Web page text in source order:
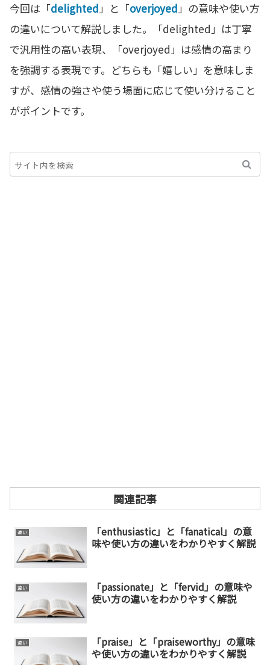
今回は「delighted」と「overjoyed」の意味や使い方
の違いについて解説しました。「delighted」は丁寧
で汎用性の高い表現、「overjoyed」は感情の高まり
を強調する表現です。どちらも「嬉しい」を意味しま
すが、感情の強さや使う場面に応じて使い分けること
がポイントです。
関連記事
違い
「enthusiastic」と「fanatical」の意
味や使い方の違いをわかりやすく解説
違い
「passionate」と「fervid」の意味や
使い方の違いをわかりやすく解説
違い
「praise」と「praiseworthy」の意味
や使い方の違いをわかりやすく解説